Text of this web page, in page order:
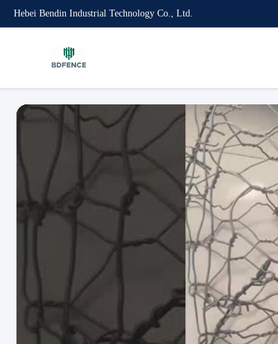
Hebei Bendin Industrial Technology Co., Ltd.